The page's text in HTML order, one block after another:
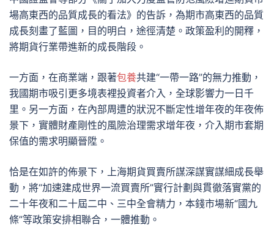
場高東西的品質成長的看法》的告訴，為期市高東西的品質
成長刻畫了藍圖，目的明白，途徑清楚。政策盈利的開釋，
將期貨行業帶進新的成長階段。
一方面，在商業端，跟著包養共建“一帶一路”的無力推動，
我國期市吸引更多境表裡投資者介入，全球影響力一日千
里。另一方面，在內部周遭的狀況不斷定性增年夜的年夜佈
景下，實體財產剛性的風險治理需求增年夜，介入期市套期
保值的需求明顯晉陞。
恰是在如許的佈景下，上海期貨買賣所謀深謀實謀細成長舉
動，將“加速建成世界一流買賣所”實行計劃與貫徹落實黨的
二十年夜和二十屆二中、三中全會精力，本錢市場新“國九
條”等政策安排相聯合，一體推動。